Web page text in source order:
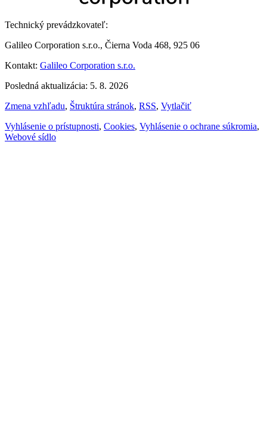
Technický prevádzkovateľ:
Galileo Corporation s.r.o., Čierna Voda 468, 925 06
Kontakt: Galileo Corporation s.r.o.
Posledná aktualizácia: 5. 8. 2026
Zmena vzhľadu, Štruktúra stránok, RSS, Vytlačiť
Vyhlásenie o prístupnosti, Cookies, Vyhlásenie o ochrane súkromia,
Webové sídlo